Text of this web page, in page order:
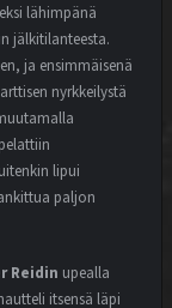
lähimpänä
jälkitilanteesta.
ja ensimmäisenä
nyrkkeilystä
lipui
paljon
Reidin upealla
itsensä läpi